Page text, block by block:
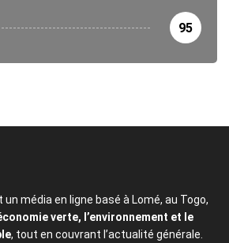
95
un média en ligne basé à Lomé, au Togo,
verte, l’environnement et le
, tout en couvrant l’actualité générale.